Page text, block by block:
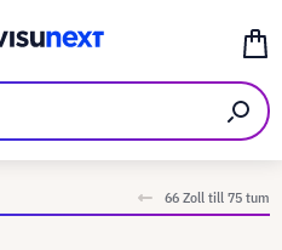
66 Zoll till 75 tum